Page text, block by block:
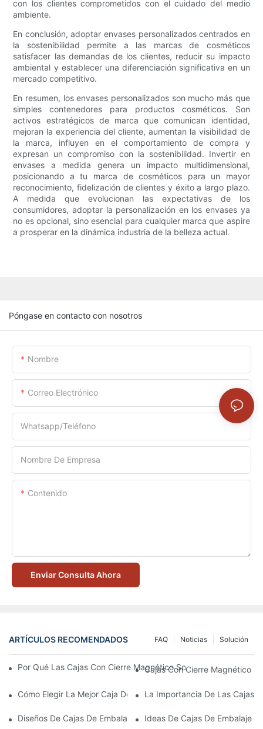
con los clientes comprometidos con el cuidado del medio
ambiente.
En conclusión, adoptar envases personalizados centrados en
la sostenibilidad permite a las marcas de cosméticos
satisfacer las demandas de los clientes, reducir su impacto
ambiental y establecer una diferenciación significativa en un
mercado competitivo.
En resumen, los envases personalizados son mucho más que
simples contenedores para productos cosméticos. Son
activos estratégicos de marca que comunican identidad,
mejoran la experiencia del cliente, aumentan la visibilidad de
la marca, influyen en el comportamiento de compra y
expresan un compromiso con la sostenibilidad. Invertir en
envases a medida genera un impacto multidimensional,
posicionando a tu marca de cosméticos para un mayor
reconocimiento, fidelización de clientes y éxito a largo plazo.
A medida que evolucionan las expectativas de los
consumidores, adoptar la personalización en los envases ya
no es opcional, sino esencial para cualquier marca que aspire
a prosperar en la dinámica industria de la belleza actual.
Póngase en contacto con nosotros
Nombre
Correo Electrónico
Whatsapp/Teléfono
Nombre De Empresa
Contenido
Enviar Consulta Ahora
ARTÍCULOS RECOMENDADOS Solución
Noticias
FAQ
Por Qué Las Cajas Con Cierre Magnético Son La Mejor Opción
Cajas Con Cierre Magnético
Cómo Elegir La Mejor Caja De Embalaje Para Productos De
La Importancia De Las Cajas
Diseños De Cajas De Embalaje Para Productos De Cuidado
Ideas De Cajas De Embalaje